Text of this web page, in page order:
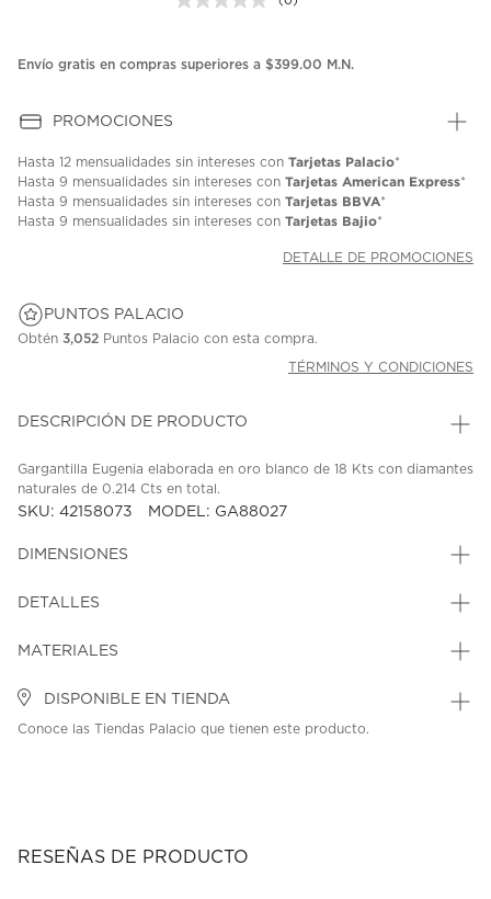
Sin
en
Envío gratis en compras superiores a $399.00 M.N.
PROMOCIONES
Hasta 12 mensualidades sin intereses con Tarjetas Palacio*
Hasta 9 mensualidades sin intereses con Tarjetas American Express*
Hasta 9 mensualidades sin intereses con Tarjetas BBVA*
Hasta 9 mensualidades sin intereses con Tarjetas Bajio*
DETALLE DE PROMOCIONES
PUNTOS PALACIO
Obtén 3,052 Puntos Palacio con esta compra.
TÉRMINOS Y CONDICIONES
DESCRIPCIÓN DE PRODUCTO
Gargantilla Eugenia elaborada en oro blanco de 18 Kts con diamantes
naturales de 0.214 Cts en total.
SKU: 42158073 MODEL: GA88027
DIMENSIONES
DETALLES
MATERIALES
DISPONIBLE EN TIENDA
Conoce las Tiendas Palacio que tienen este producto.
RESEÑAS DE PRODUCTO